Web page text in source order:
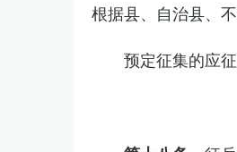
根据县、自治县、
预定征集的应